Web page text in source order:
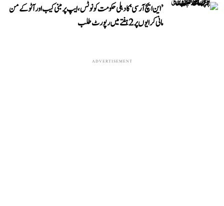
’این ایچ آر سی‘ کا دہلی حکومت کو نوٹس، ایپ پر مبنی کیب اور آٹو کے من
مانی کرایوں پر 2 ہفتے میں رپورٹ طلب
ADVERTISEMENT